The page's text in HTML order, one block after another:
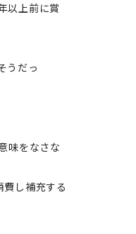
以上前に賞
うだっ
味をなさな
し補充する